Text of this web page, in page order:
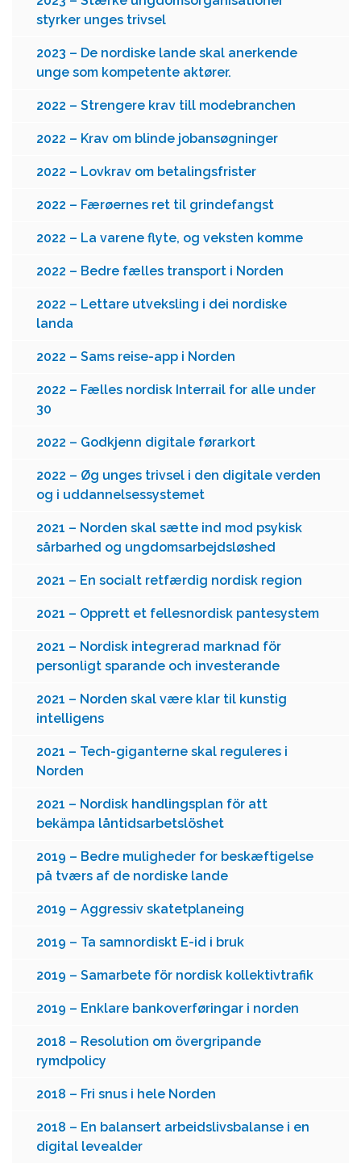
styrker unges trivsel
2023 – De nordiske lande skal anerkende
unge som kompetente aktører.
2022 – Strengere krav till modebranchen
2022 – Krav om blinde jobansøgninger
2022 – Lovkrav om betalingsfrister
2022 – Færøernes ret til grindefangst
2022 – La varene flyte, og veksten komme
2022 – Bedre fælles transport i Norden
2022 – Lettare utveksling i dei nordiske
landa
2022 – Sams reise-app i Norden
2022 – Fælles nordisk Interrail for alle under
30
2022 – Godkjenn digitale førarkort
2022 – Øg unges trivsel i den digitale verden
og i uddannelsessystemet
2021 – Norden skal sætte ind mod psykisk
sårbarhed og ungdomsarbejdsløshed
2021 – En socialt retfærdig nordisk region
2021 – Opprett et fellesnordisk pantesystem
2021 – Nordisk integrerad marknad för
personligt sparande och investerande
2021 – Norden skal være klar til kunstig
intelligens
2021 – Tech-giganterne skal reguleres i
Norden
2021 – Nordisk handlingsplan för att
bekämpa låntidsarbetslöshet
2019 – Bedre muligheder for beskæftigelse
på tværs af de nordiske lande
2019 – Aggressiv skatetplaneing
2019 – Ta samnordiskt E-id i bruk
2019 – Samarbete för nordisk kollektivtrafik
2019 – Enklare bankoverføringar i norden
2018 – Resolution om övergripande
rymdpolicy
2018 – Fri snus i hele Norden
2018 – En balansert arbeidslivsbalanse i en
digital levealder